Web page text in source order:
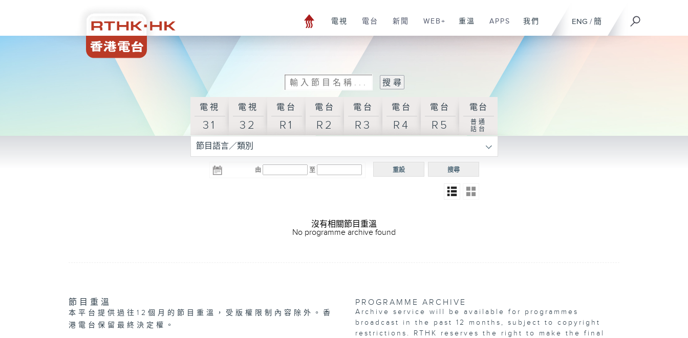
ENG / 簡
電視 電台 新聞 WEB+ 重溫 APPS 我們
電視
31
電視
32
電台
R1
電台
R2
電台
R3
電台
R4
電台
R5
電台
普通
話台
節目語言／類別
由 至 搜尋
重設
沒有相關節目重溫
No programme archive found
節目重溫
本平台提供過往12個月的節目重溫，受版權限制內容除外。香
港電台保留最終決定權。
PROGRAMME ARCHIVE
Archive service will be available for programmes
broadcast in the past 12 months, subject to copyright
restrictions. RTHK reserves the right to make the final